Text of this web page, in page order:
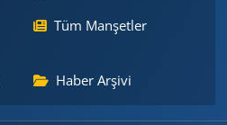
Tüm Manşetler
Haber Arşivi